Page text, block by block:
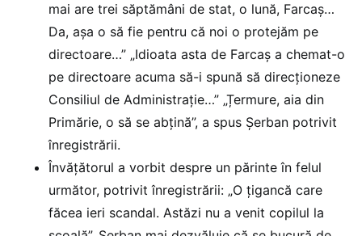
mai are trei săptămâni de stat, o lună, Farcaș…
Da, așa o să fie pentru că noi o protejăm pe
directoare…” „Idioata asta de Farcaș a chemat-o
pe directoare acuma să-i spună să direcționeze
Consiliul de Administrație…” „Țermure, aia din
Primărie, o să se abțină”, a spus Șerban potrivit
înregistrării.
Învățătorul a vorbit despre un părinte în felul
următor, potrivit înregistrării: „O țigancă care
făcea ieri scandal. Astăzi nu a venit copilul la